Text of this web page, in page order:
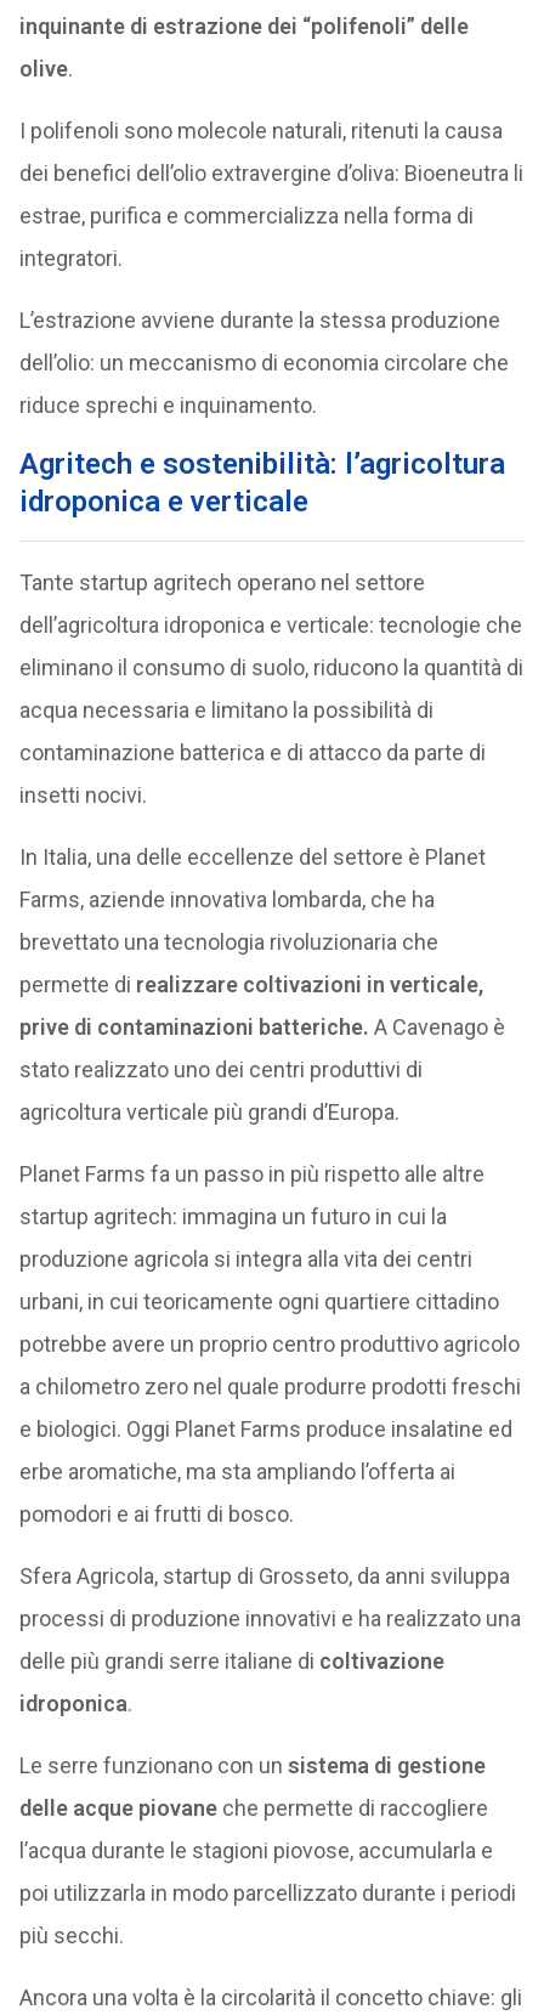
inquinante di estrazione dei “polifenoli” delle
olive.
I polifenoli sono molecole naturali, ritenuti la causa
dei benefici dell’olio extravergine d’oliva: Bioeneutra li
estrae, purifica e commercializza nella forma di
integratori.
L’estrazione avviene durante la stessa produzione
dell’olio: un meccanismo di economia circolare che
riduce sprechi e inquinamento.
Agritech e sostenibilità: l’agricoltura
idroponica e verticale
Tante startup agritech operano nel settore
dell’agricoltura idroponica e verticale: tecnologie che
eliminano il consumo di suolo, riducono la quantità di
acqua necessaria e limitano la possibilità di
contaminazione batterica e di attacco da parte di
insetti nocivi.
In Italia, una delle eccellenze del settore è Planet
Farms, aziende innovativa lombarda, che ha
brevettato una tecnologia rivoluzionaria che
permette di realizzare coltivazioni in verticale,
prive di contaminazioni batteriche. A Cavenago è
stato realizzato uno dei centri produttivi di
agricoltura verticale più grandi d’Europa.
Planet Farms fa un passo in più rispetto alle altre
startup agritech: immagina un futuro in cui la
produzione agricola si integra alla vita dei centri
urbani, in cui teoricamente ogni quartiere cittadino
potrebbe avere un proprio centro produttivo agricolo
a chilometro zero nel quale produrre prodotti freschi
e biologici. Oggi Planet Farms produce insalatine ed
erbe aromatiche, ma sta ampliando l’offerta ai
pomodori e ai frutti di bosco.
Sfera Agricola, startup di Grosseto, da anni sviluppa
processi di produzione innovativi e ha realizzato una
delle più grandi serre italiane di coltivazione
idroponica.
Le serre funzionano con un sistema di gestione
delle acque piovaneche permette di raccogliere
l’acqua durante le stagioni piovose, accumularla e
poi utilizzarla in modo parcellizzato durante i periodi
più secchi.
Ancora una volta è la circolarità il concetto chiave: gli